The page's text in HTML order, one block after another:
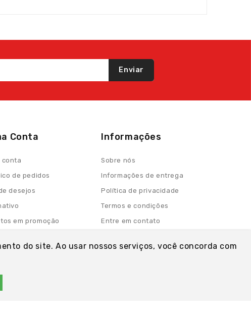
do site. Ao usar nossos serviços, você concorda com
Enviar
Informações
Sobre nós
Informações de entrega
Política de privacidade
Termos e condições
Entre em contato
Conta
conta
de pedidos
desejos
em promoção